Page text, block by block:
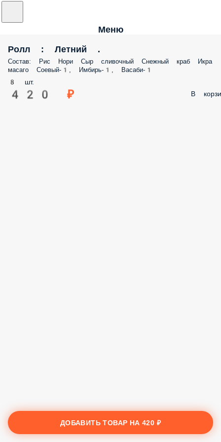
Меню
Ролл : Летний .
Состав: Рис Нори Сыр сливочный Снежный краб Икра
масаго Соевый-1, Имбирь-1, Васаби-1
8 шт.
420 ₽ В
ДОБАВИТЬ ТОВАР НА420 ₽